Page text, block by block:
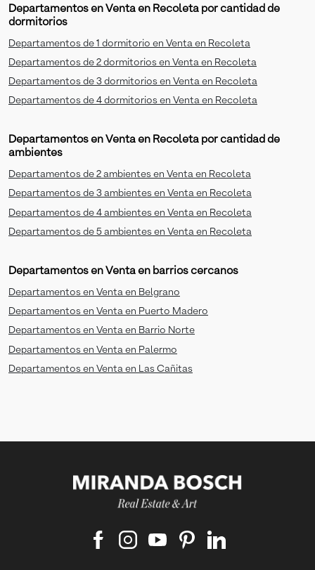
Departamentos en Venta en Recoleta por cantidad de
dormitorios
Departamentos de 1 dormitorio en Venta en Recoleta
Departamentos de 2 dormitorios en Venta en Recoleta
Departamentos de 3 dormitorios en Venta en Recoleta
Departamentos de 4 dormitorios en Venta en Recoleta
Departamentos en Venta en Recoleta por cantidad de
ambientes
Departamentos de 2 ambientes en Venta en Recoleta
Departamentos de 3 ambientes en Venta en Recoleta
Departamentos de 4 ambientes en Venta en Recoleta
Departamentos de 5 ambientes en Venta en Recoleta
Departamentos en Venta en barrios cercanos
Departamentos en Venta en Belgrano
Departamentos en Venta en Puerto Madero
Departamentos en Venta en Barrio Norte
Departamentos en Venta en Palermo
Departamentos en Venta en Las Cañitas